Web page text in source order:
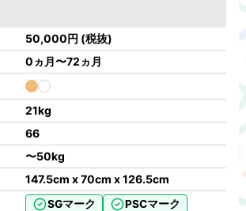
50,000円 (税抜)
0ヵ月〜72ヵ月
21kg
66
〜50kg
147.5cm x 70cm x 126.5cm
SGマーク PSCマーク